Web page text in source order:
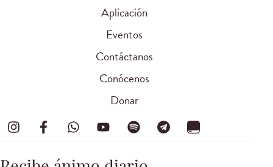
Aplicación
Eventos
Contáctanos
Conócenos
Donar